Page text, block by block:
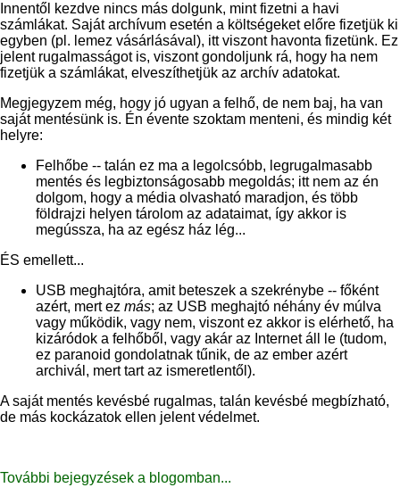
Innentől kezdve nincs más dolgunk, mint fizetni a havi
számlákat. Saját archívum esetén a költségeket előre fizetjük ki
egyben (pl. lemez vásárlásával), itt viszont havonta fizetünk. Ez
jelent rugalmasságot is, viszont gondoljunk rá, hogy ha nem
fizetjük a számlákat, elveszíthetjük az archív adatokat.
Megjegyzem még, hogy jó ugyan a felhő, de nem baj, ha van
saját mentésünk is. Én évente szoktam menteni, és mindig két
helyre:
Felhőbe -- talán ez ma a legolcsóbb, legrugalmasabb
mentés és legbiztonságosabb megoldás; itt nem az én
dolgom, hogy a média olvasható maradjon, és több
földrajzi helyen tárolom az adataimat, így akkor is
megússza, ha az egész ház lég...
ÉS emellett...
USB meghajtóra, amit beteszek a szekrénybe -- főként
azért, mert ez más; az USB meghajtó néhány év múlva
vagy működik, vagy nem, viszont ez akkor is elérhető, ha
kizáródok a felhőből, vagy akár az Internet áll le (tudom,
ez paranoid gondolatnak tűnik, de az ember azért
archivál, mert tart az ismeretlentől).
A saját mentés kevésbé rugalmas, talán kevésbé megbízható,
de más kockázatok ellen jelent védelmet.
További bejegyzések a blogomban...